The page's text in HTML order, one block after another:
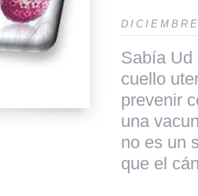
Sabía Ud
cuello
prevenir
una
no es un
que el